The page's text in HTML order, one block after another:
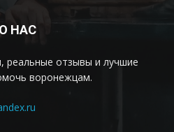
О НАС
реальные отзывы и лучшие
воронежцам.